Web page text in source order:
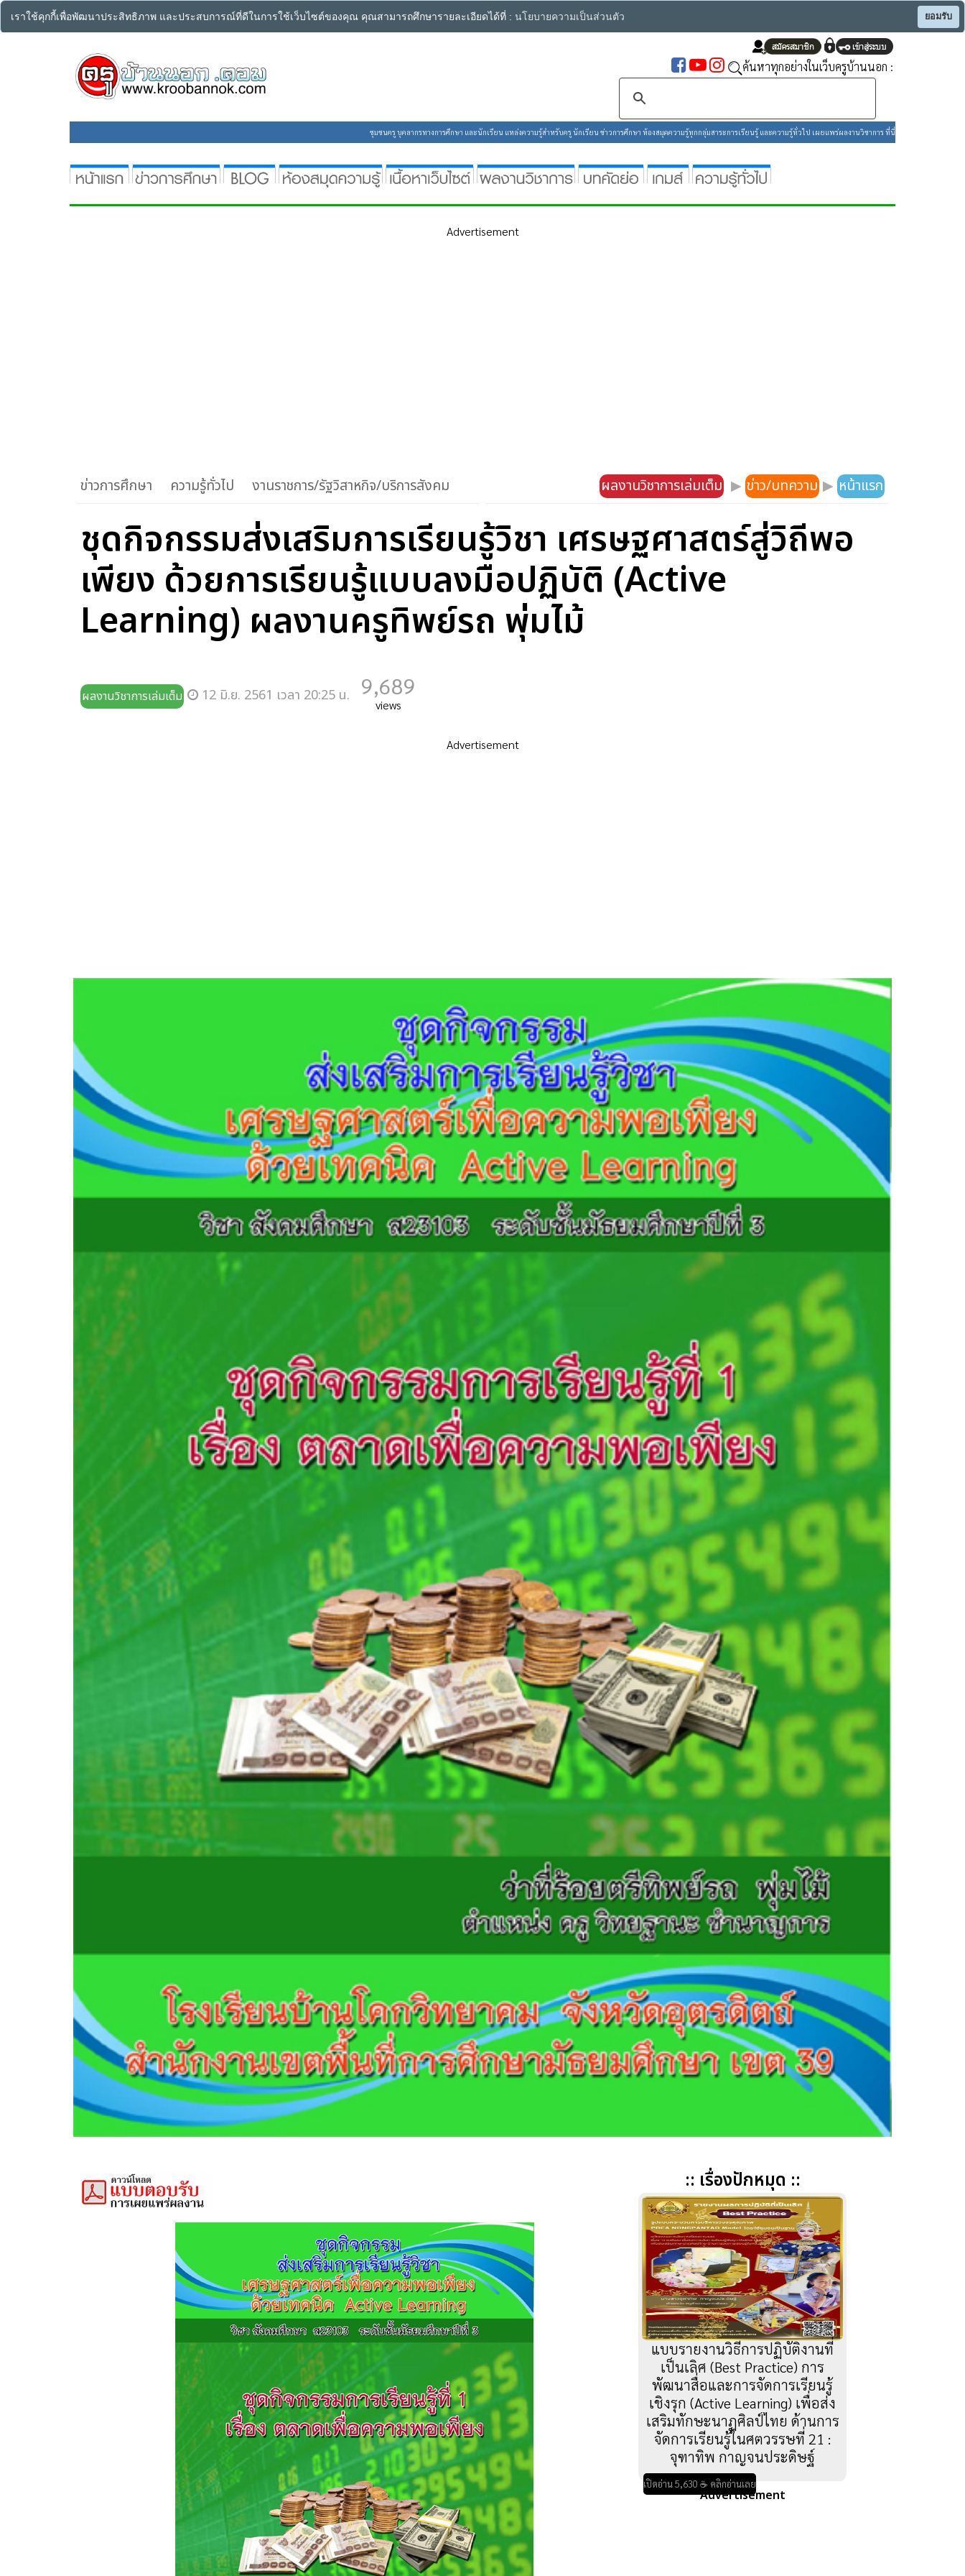
เราใช้คุกกี้เพื่อพัฒนาประสิทธิภาพ และประสบการณ์ที่ดีในการใช้เว็บไซต์ของคุณ คุณสามารถศึกษารายละเอียดได้ที่ : นโยบายความเป็นส่วนตัว ยอมรับ
ค้นหาทุกอย่างในเว็บครูบ้านนอก :
ชุมชนครู บุคลากรทางการศึกษา และนักเรียน แหล่งความรู้สำหรับครู นักเรียน ข่าวการศึกษา ห้องสมุดความรู้ทุกกลุ่มสาระการเรียนรู้ และความรู้ทั่วไป เผยแพร่ผลงานวิชาการ ที่นี่
Advertisement
ข่าวการศึกษา ความรู้ทั่วไป งานราชการ/รัฐวิสาหกิจ/บริการสังคม ผลงานวิชาการเล่มเต็ม ▶ ข่าว/บทความ ▶ หน้าแรก
ชุดกิจกรรมส่งเสริมการเรียนรู้วิชา เศรษฐศาสตร์สู่วิถีพอ
เพียง ด้วยการเรียนรู้แบบลงมือปฏิบัติ (Active
Learning) ผลงานครูทิพย์รถ พุ่มไม้
ผลงานวิชาการเล่มเต็ม 12 มิ.ย. 2561 เวลา 20:25 น. 9,689
views
Advertisement
:: เรื่องปักหมุด ::
แบบรายงานวิธีการปฏิบัติงานที่
เป็นเลิศ (Best Practice) การ
พัฒนาสื่อและการจัดการเรียนรู้
เชิงรุก (Active Learning) เพื่อส่ง
เสริมทักษะนาฏศิลป์ไทย ด้านการ
จัดการเรียนรู้ในศตวรรษที่ 21 :
จุฑาทิพ กาญจนประดิษฐ์
เปิดอ่าน 5,630 ☕ คลิกอ่านเลย
Advertisement